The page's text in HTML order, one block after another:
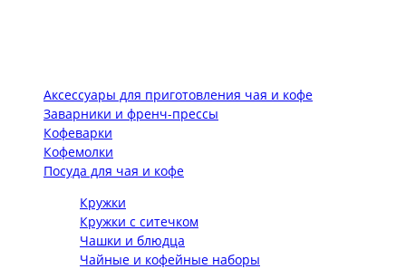
Аксессуары для приготовления чая и кофе
Заварники и френч-прессы
Кофеварки
Кофемолки
Посуда для чая и кофе
Кружки
Кружки с ситечком
Чашки и блюдца
Чайные и кофейные наборы